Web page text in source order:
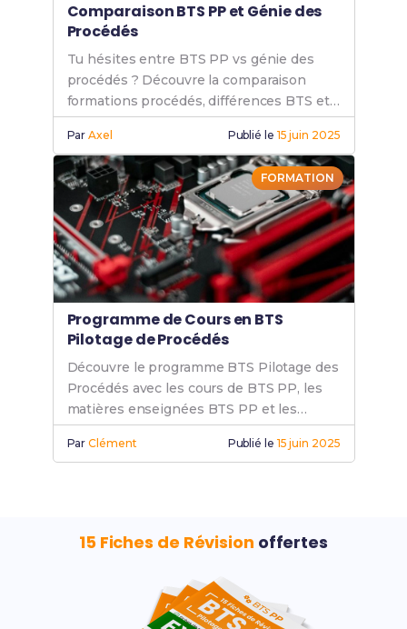
Comparaison BTS PP et Génie des
Procédés
Tu hésites entre BTS PP vs génie des
procédés ? Découvre la comparaison
formations procédés, différences BTS et
bachelor, et choix de carrière procédés.
ParAxel Publié le 15 juin 2025
FORMATION
Programme de Cours en BTS
Pilotage de Procédés
Découvre le programme BTS Pilotage des
Procédés avec les cours de BTS PP, les
matières enseignées BTS PP et les
modules pilotage procédés adaptés.
ParClément Publié le 15 juin 2025
15 Fiches de Révision offertes